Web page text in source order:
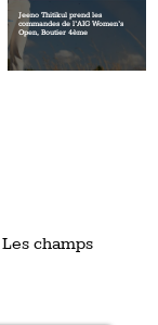
Jeeno Thitikul prend les
commandes de l’AIG Women’s
Open, Boutier 4ème
Les champs